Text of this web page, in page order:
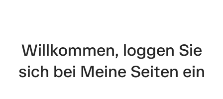
Willkommen, loggen Sie
sich bei Meine Seiten ein